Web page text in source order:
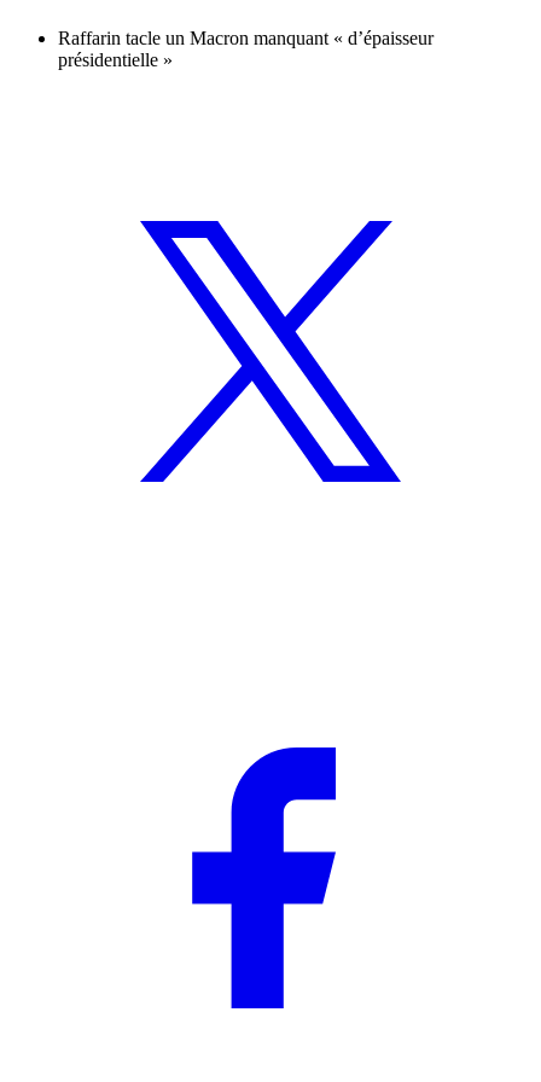
Raffarin tacle un Macron manquant « d’épaisseur
présidentielle »